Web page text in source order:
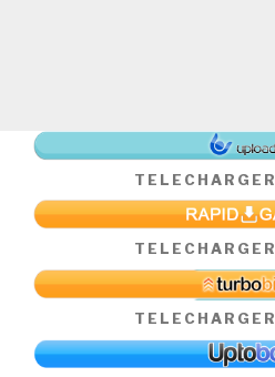
TELECHARGER
TELECHARGER
TELECHARGER